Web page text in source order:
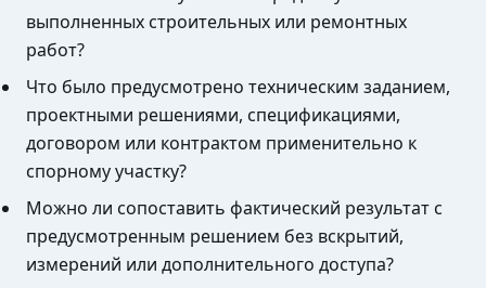
выполненных строительных или ремонтных
работ?
Что было предусмотрено техническим заданием,
проектными решениями, спецификациями,
договором или контрактом применительно к
спорному участку?
Можно ли сопоставить фактический результат с
предусмотренным решением без вскрытий,
измерений или дополнительного доступа?